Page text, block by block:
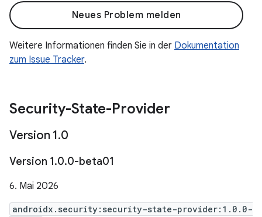
Neues Problem melden
Weitere Informationen finden Sie in der Dokumentation
zum Issue Tracker.
Security-State-Provider
Version 1.0
Version 1.0.0-beta01
6. Mai 2026
androidx.security:security-state-provider:1.0.0-